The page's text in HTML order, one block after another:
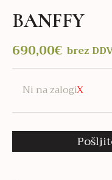
BANFFY
690,00€ brez
Ni na zalogi